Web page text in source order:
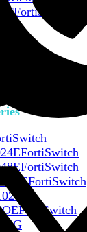
FortiSwitch
FortiSwitch
FortiSwitch
FortiSwitch
FortiSwitch